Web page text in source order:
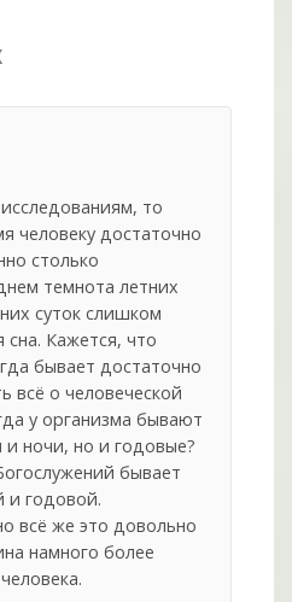
то
человеку достаточно
столько
темнота летних
суток слишком
Кажется, что
бывает достаточно
всё о человеческой
у организма бывают
ночи, но и годовые?
бывает
и годовой.
всё же это довольно
намного более